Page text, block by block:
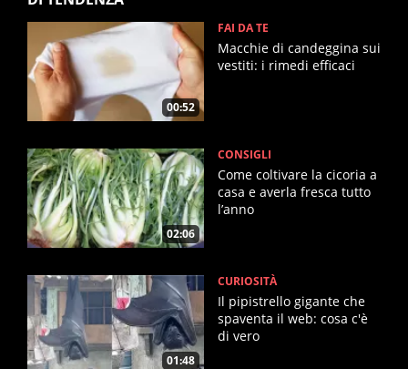
00:52
FAI DA TE
Macchie di candeggina sui
vestiti: i rimedi efficaci
02:06
CONSIGLI
Come coltivare la cicoria a
casa e averla fresca tutto
l’anno
01:48
CURIOSITÀ
Il pipistrello gigante che
spaventa il web: cosa c'è
di vero